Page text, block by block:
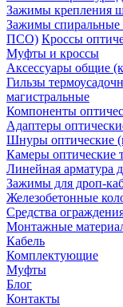
Зажимы крепления
Зажимы
ПСО) Кроссы
Муфты и кроссы
Аксессуары общие
Гильзы
магистральные
Компоненты
Адаптеры
Шнуры оптические
Камеры оптические
Линейная арматура
Зажимы для дроп-
Железобетонные
Средства
Монтажные
Кабель
Комплектующие
Муфты
Блог
Контакты